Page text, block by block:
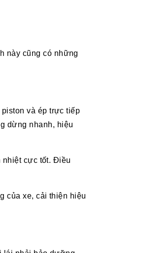
này cũng có những
và ép trực tiếp
dừng nhanh, hiệu
nhiệt cực tốt. Điều
của xe, cải thiện hiệu